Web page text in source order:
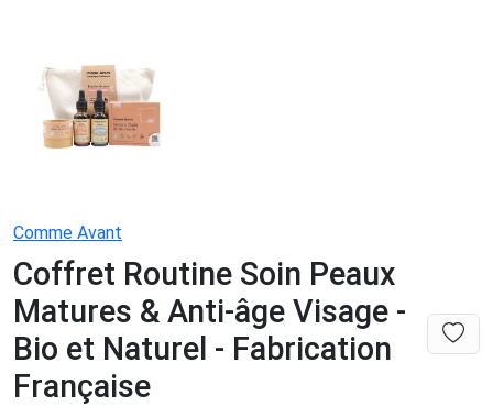
Comme Avant
Coffret Routine Soin Peaux
Matures & Anti-âge Visage -
Bio et Naturel - Fabrication
Française